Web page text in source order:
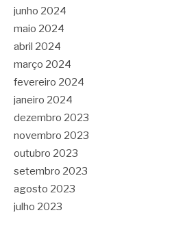
junho 2024
maio 2024
abril 2024
março 2024
fevereiro 2024
janeiro 2024
dezembro 2023
novembro 2023
outubro 2023
setembro 2023
agosto 2023
julho 2023